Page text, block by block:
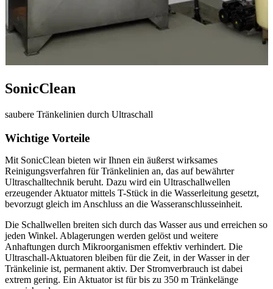
SonicClean
saubere Tränkelinien durch Ultraschall
Wichtige Vorteile
Mit SonicClean bieten wir Ihnen ein äußerst wirksames
Reinigungsverfahren für Tränkelinien an, das auf bewährter
Ultraschalltechnik beruht. Dazu wird ein Ultraschallwellen
erzeugender Aktuator mittels T-Stück in die Wasserleitung gesetzt,
bevorzugt gleich im Anschluss an die Wasseranschlusseinheit.
Die Schallwellen breiten sich durch das Wasser aus und erreichen so
jeden Winkel. Ablagerungen werden gelöst und weitere
Anhaftungen durch Mikroorganismen effektiv verhindert. Die
Ultraschall-Aktuatoren bleiben für die Zeit, in der Wasser in der
Tränkelinie ist, permanent aktiv. Der Stromverbrauch ist dabei
extrem gering. Ein Aktuator ist für bis zu 350 m Tränkelänge